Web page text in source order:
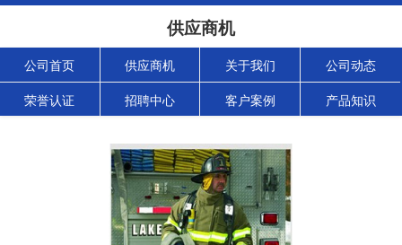
供应商机
公司首页 供应商机 关于我们 公司动态
荣誉认证 招聘中心 客户案例 产品知识